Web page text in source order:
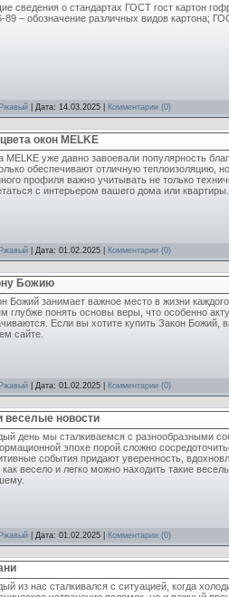
сведения о стандартах ГОСТ гост картон
89 – обозначение различных видов картона;
Ржавый | Дата: 14.03.2025 Комментарии (0)
окон MELKE
MELKE уже давно завоевали популярность
обеспечивают отличную теплоизоляцию,
профиля важно учитывать не только
с интерьером вашего дома или квартиры.
Ржавый | Дата: 01.02.2025 Комментарии (0)
Божию
Божий занимает важное место в жизни
глубже понять основы веры, что особенно
Если вы хотите купить Закон Божий,
сайте.
Ржавый | Дата: 01.02.2025 Комментарии (0)
веселые новости
день мы сталкиваемся с разнообразными
эпохе порой сложно
события придают уверенность,
весело и легко можно находить такие
Ржавый | Дата: 01.02.2025 Комментарии (0)
из нас сталкивался с ситуацией, когда